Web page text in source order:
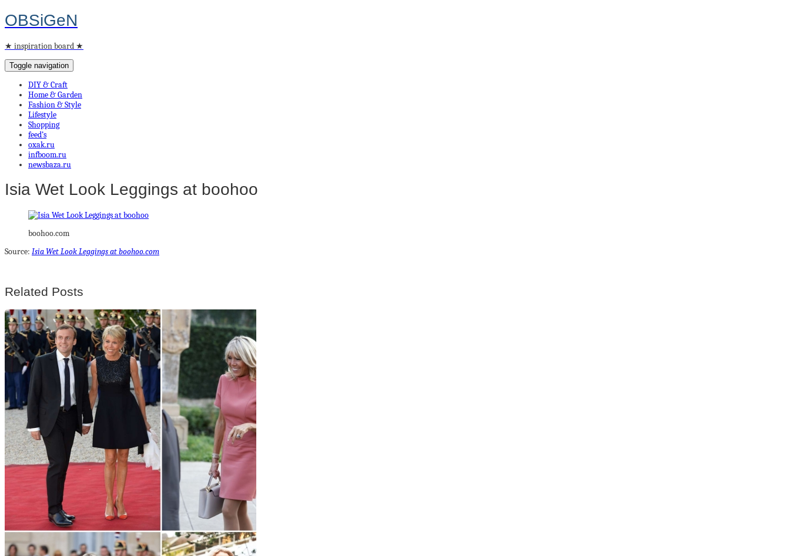
OBSiGeN
★ inspiration board ★
Toggle navigation
DIY & Craft
Home & Garden
Fashion & Style
Lifestyle
Shopping
feed’s
oxak.ru
infboom.ru
newsbaza.ru
Isia Wet Look Leggings at boohoo
boohoo.com
Source: Isia Wet Look Leggings at boohoo.com
Related Posts